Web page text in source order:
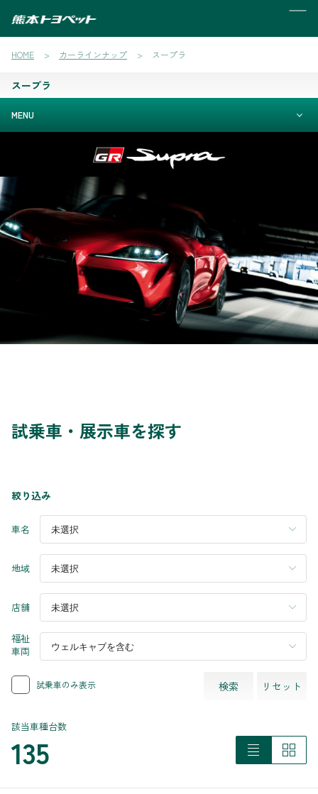
HOME カーラインナップ スープラ
スープラ
MENU
試乗車・展示車を探す
絞り込み
車名
地域
店舗
福祉
車両
試乗車のみ表示 検索 リセット
該当車種台数
135